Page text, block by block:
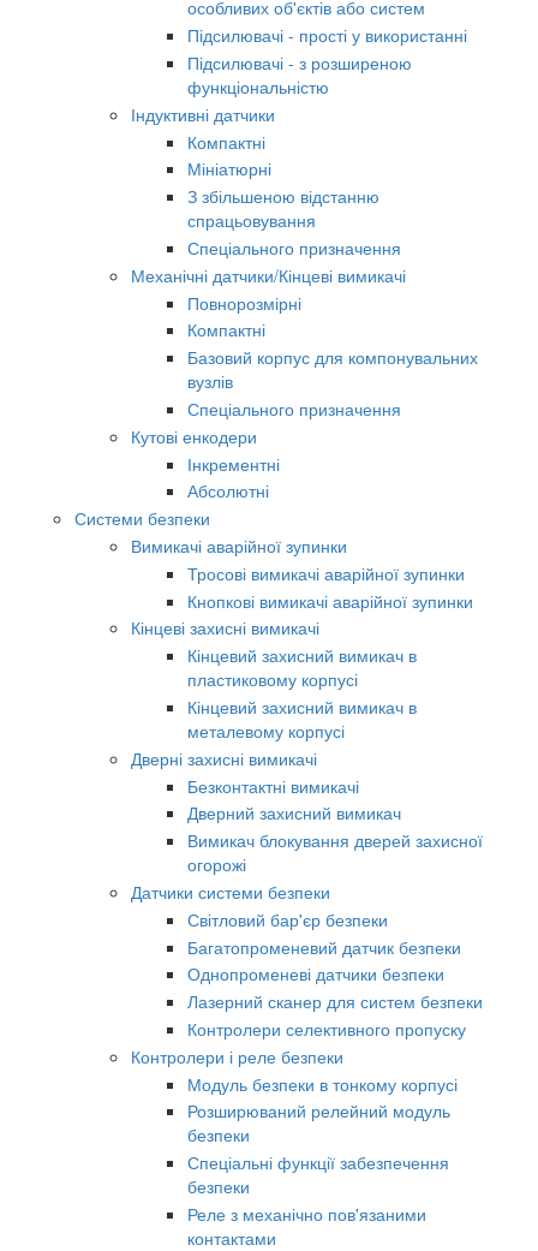
особливих об'єктів або систем
Підсилювачі - прості у використанні
Підсилювачі - з розширеною
функціональністю
Індуктивні датчики
Компактні
Мініатюрні
З збільшеною відстанню
спрацьовування
Спеціального призначення
Механічні датчики/Кінцеві вимикачі
Повнорозмірні
Компактні
Базовий корпус для компонувальних
вузлів
Спеціального призначення
Кутові енкодери
Інкрементні
Абсолютні
Системи безпеки
Вимикачі аварійної зупинки
Тросові вимикачі аварійної зупинки
Кнопкові вимикачі аварійної зупинки
Кінцеві захисні вимикачі
Кінцевий захисний вимикач в
пластиковому корпусі
Кінцевий захисний вимикач в
металевому корпусі
Дверні захисні вимикачі
Безконтактні вимикачі
Дверний захисний вимикач
Вимикач блокування дверей захисної
огорожі
Датчики системи безпеки
Світловий бар'єр безпеки
Багатопроменевий датчик безпеки
Однопроменеві датчики безпеки
Лазерний сканер для систем безпеки
Контролери селективного пропуску
Контролери і реле безпеки
Модуль безпеки в тонкому корпусі
Розширюваний релейний модуль
безпеки
Спеціальні функції забезпечення
безпеки
Реле з механічно пов'язаними
контактами